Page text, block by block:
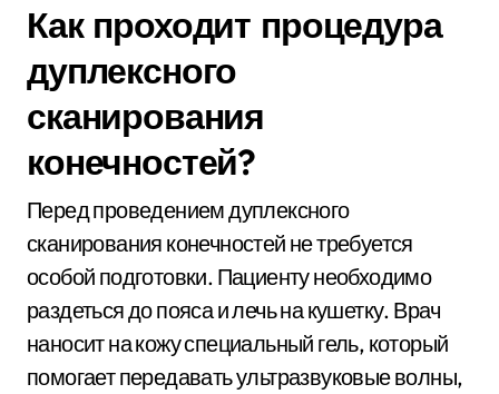
Как проходит процедура
дуплексного
сканирования
конечностей?
Перед проведением дуплексного
сканирования конечностей не требуется
особой подготовки. Пациенту необходимо
раздеться до пояса и лечь на кушетку. Врач
наносит на кожу специальный гель, который
помогает передавать ультразвуковые волны,